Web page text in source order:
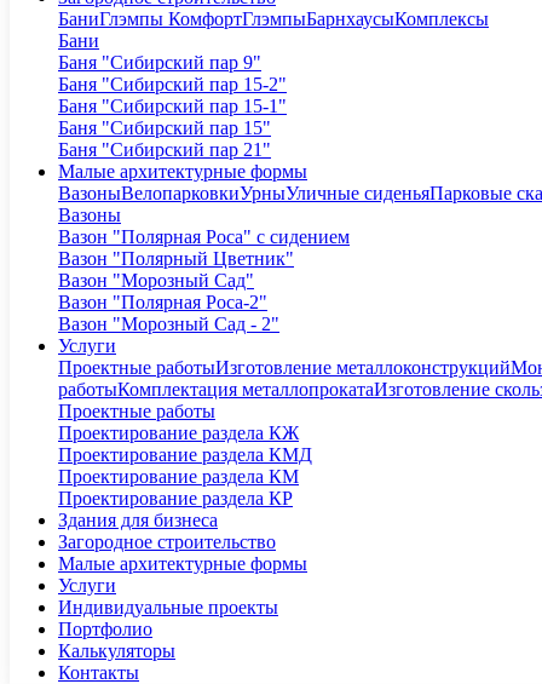
БаниГлэмпы КомфортГлэмпыБарнхаусыКомплексы
Бани
Баня "Сибирский пар 9"
Баня "Сибирский пар 15-2"
Баня "Сибирский пар 15-1"
Баня "Сибирский пар 15"
Баня "Сибирский пар 21"
Малые архитектурные формы
ВазоныВелопарковкиУрныУличные сиденьяПарковые
Вазоны
Вазон "Полярная Роса" с сидением
Вазон "Полярный Цветник"
Вазон "Морозный Сад"
Вазон "Полярная Роса-2"
Вазон "Морозный Сад - 2"
Услуги
Проектные работыИзготовление металлоконструкций
работыКомплектация металлопрокатаИзготовление
Проектные работы
Проектирование раздела КЖ
Проектирование раздела КМД
Проектирование раздела КМ
Проектирование раздела КР
Здания для бизнеса
Загородное строительство
Малые архитектурные формы
Услуги
Индивидуальные проекты
Портфолио
Калькуляторы
Контакты